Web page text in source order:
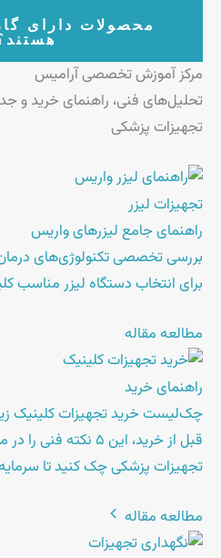
بله، ارسال سریع در تهران و
ایران از طریق باربری‌های معتبر
محصولات دارای
تمامی تجهیزات ارائه شده همراه با
و خدمات پس از فروش می‌باشند.
مرکز آموزش تخصصی آرامیس
تحلیل‌های فنی، راهنمای خرید و
تجهیزات پزشکی
تجهیزات لیزر
راهنمای جامع لیزرهای واریس
بررسی تخصصی تکنولوژی‌های
برای انتخاب دستگاه لیزر مناسب
مطالعه مقاله
راهنمای خرید
چک‌لیست خرید تجهیزات کلینیک
قبل از خرید، این ۵
تجهیزات پزشکی چک کنید تا
مطالعه مقاله